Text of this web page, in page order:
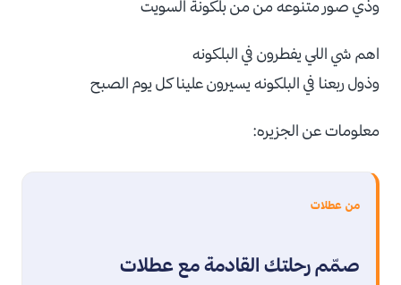
وذي صور متنوعه من من بلكونة السويت
اهم شي اللي يفطرون في البلكونه
وذول ربعنا في البلكونه يسيرون علينا كل يوم الصبح
معلومات عن الجزيره:
من عطلات
صمّم رحلتك القادمة مع عطلات